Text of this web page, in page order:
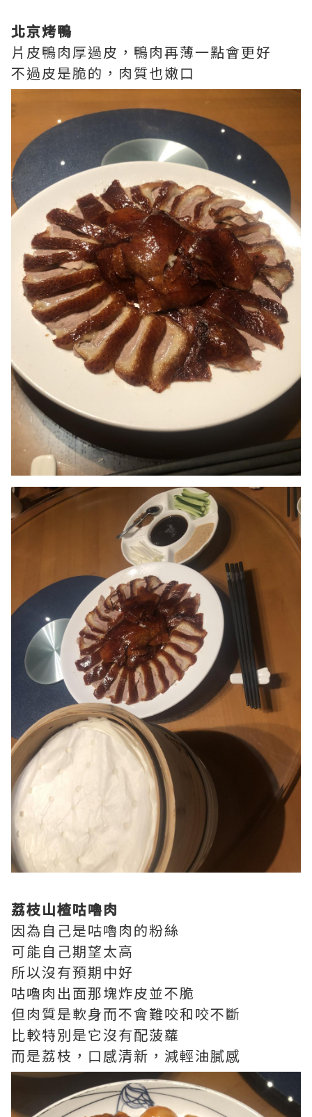
北京烤鴨
片皮鴨肉厚過皮，鴨肉再薄一點會更好
不過皮是脆的，肉質也嫩口
荔枝山楂咕嚕肉
因為自己是咕嚕肉的粉絲
可能自己期望太高
所以沒有預期中好
咕嚕肉出面那塊炸皮並不脆
但肉質是軟身而不會難咬和咬不斷
比較特別是它沒有配菠蘿
而是荔枝，口感清新，減輕油膩感